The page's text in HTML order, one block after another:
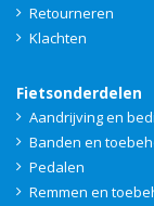
Retourneren
Klachten
Fietsonderdelen
Aandrijving en
Banden en
Pedalen
Remmen en